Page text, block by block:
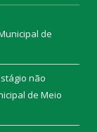
de
não
de Meio